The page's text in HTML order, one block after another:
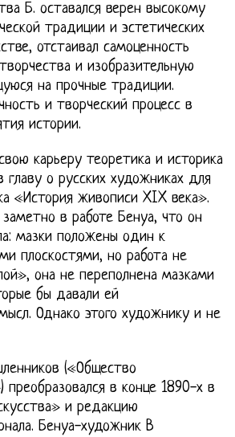
Б. оставался верен высокому
традиции и эстетических
отстаивал самоценность
и изобразительную
на прочные традиции.
и творческий процесс в
истории.
карьеру теоретика и историка
главу о русских художниках для
«История живописи XIX века».
в работе Бенуа, что он
мазки положены один к
плоскостями, но работа не
она не переполнена мазками
бы давали ей
Однако этого художнику и не
(«Общество
преобразовался в конце 1890-х в
и редакцию
Бенуа-художник В